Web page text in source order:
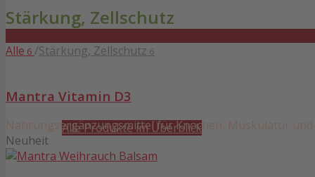
Alle Produkte im Überblick
Stärkung, Zellschutz
Alle 6 /Stärkung, Zellschutz 6
Mantra Vitamin D3
Nahrungsergänzungsmittel für Knochen, Muskulatur und
Neuheit